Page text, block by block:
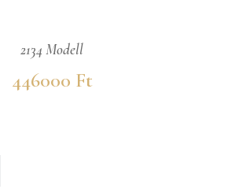
2134 Modell
446000 Ft